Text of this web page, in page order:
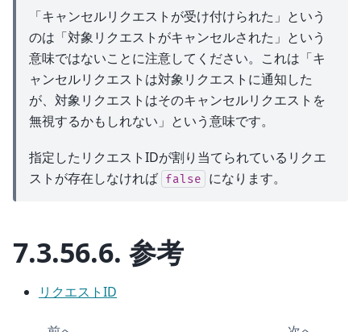
「キャンセルリクエストが受け付けられた」という
のは「対象リクエストがキャンセルされた」という
意味ではないことに注意してください。これは「キ
ャンセルリクエストは対象リクエストに通知した
が、対象リクエストはそのキャンセルリクエストを
無視するかもしれない」という意味です。
指定したリクエストIDが割り当てられているリクエ
ストが存在しなければ false になります。
7.3.56.6. 参考
リクエストID